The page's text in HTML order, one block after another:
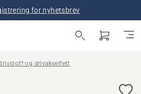
for nyhetsbrev
og drivakselfett